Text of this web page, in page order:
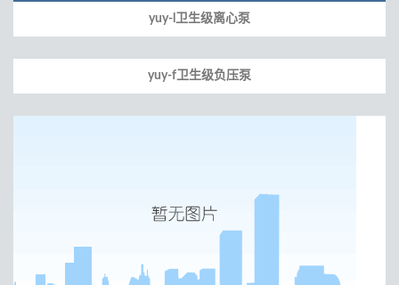
yuy-l卫生级离心泵
yuy-f卫生级负压泵